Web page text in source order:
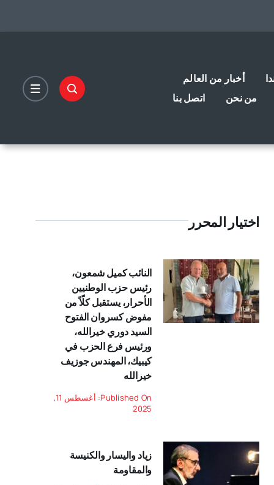
أخبار من العالم
من نحن اتصل بنا
اختيار المحرر
النائب كميل شمعون،
رئيس حزب الوطنيين
الأحرار، يستقبل كلّاً من
مفوض كسروان الفتوح
السيد دوري خيرالله،
ورئيس فرع الحزب في
كيبيك، المهندس جوزيف
خيرالله
Published On: أغسطس 11,
2025
زياد واليسار والكنيسة
والمقاومة